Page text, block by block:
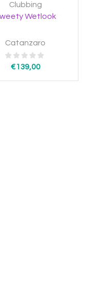
Clubbing
Wetlook
Catanzaro
€139,00